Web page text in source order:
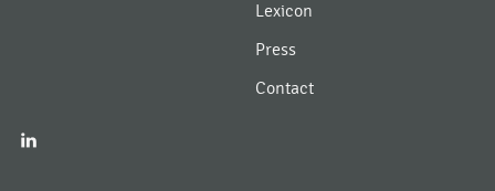
Lexicon
Press
Contact
I